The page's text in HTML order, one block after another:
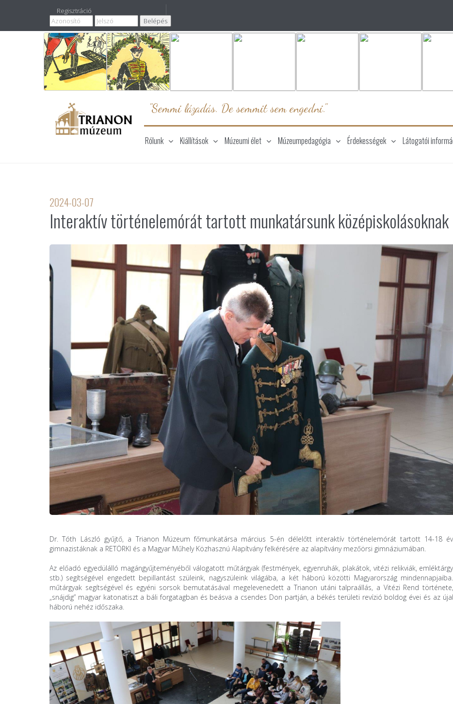
Regisztráció
"Semmi lázadás. De semmit sem engedni."
Rólunk Kiállítások Múzeumi élet Múzeumpedagógia Érdekességek Látogatói
2024-03-07
Interaktív történelemórát tartott munkatársunk középiskolásoknak
Dr. Tóth László gyűjtő, a Trianon Múzeum főmunkatársa március 5-én délelőtt interaktív történelemórát tartott 14-18
gimnazistáknak a RETÖRKI és a Magyar Műhely Közhasznú Alapítvány felkérésére az alapítvány mezőörsi gimnáziumában.
Az előadó egyedülálló magángyűjteményéből válogatott műtárgyak (festmények, egyenruhák, plakátok, vitézi relikviák,
stb.) segítségével engedett bepillantást szüleink, nagyszüleink világába, a két háború közötti Magyarország
műtárgyak segítségével és egyéni sorsok bemutatásával megelevenedett a Trianon utáni talpraállás, a Vitézi Rend
„snájdig” magyar katonatiszt a báli forgatagban és beásva a csendes Don partján, a békés területi revízió boldog évei és az
háború nehéz időszaka.